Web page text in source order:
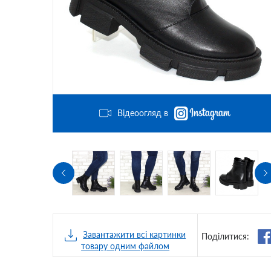
Відеоогляд в
Завантажити всі картинки
товару одним файлом
Поділитися: